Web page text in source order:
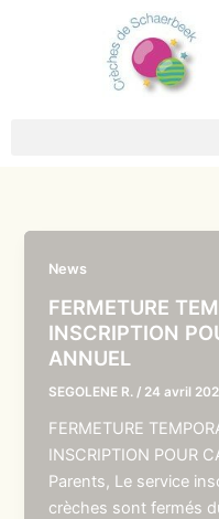
News
FERMETURE
INSCRIPTION
ANNUEL
SEGOLENE R. / 24 avril
FERMETURE
INSCRIPTION POUR
Parents, Le service
crèches sont fermés